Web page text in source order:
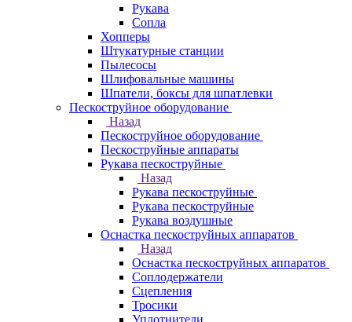
Рукава
Сопла
Хопперы
Штукатурные станции
Пылесосы
Шлифовальные машины
Шпатели, боксы для шпатлевки
Пескоструйное оборудование
Назад
Пескоструйное оборудование
Пескоструйные аппараты
Рукава пескоструйные
Назад
Рукава пескоструйные
Рукава пескоструйные
Рукава воздушные
Оснастка пескоструйных аппаратов
Назад
Оснастка пескоструйных аппаратов
Соплодержатели
Сцепления
Тросики
Уплотнители